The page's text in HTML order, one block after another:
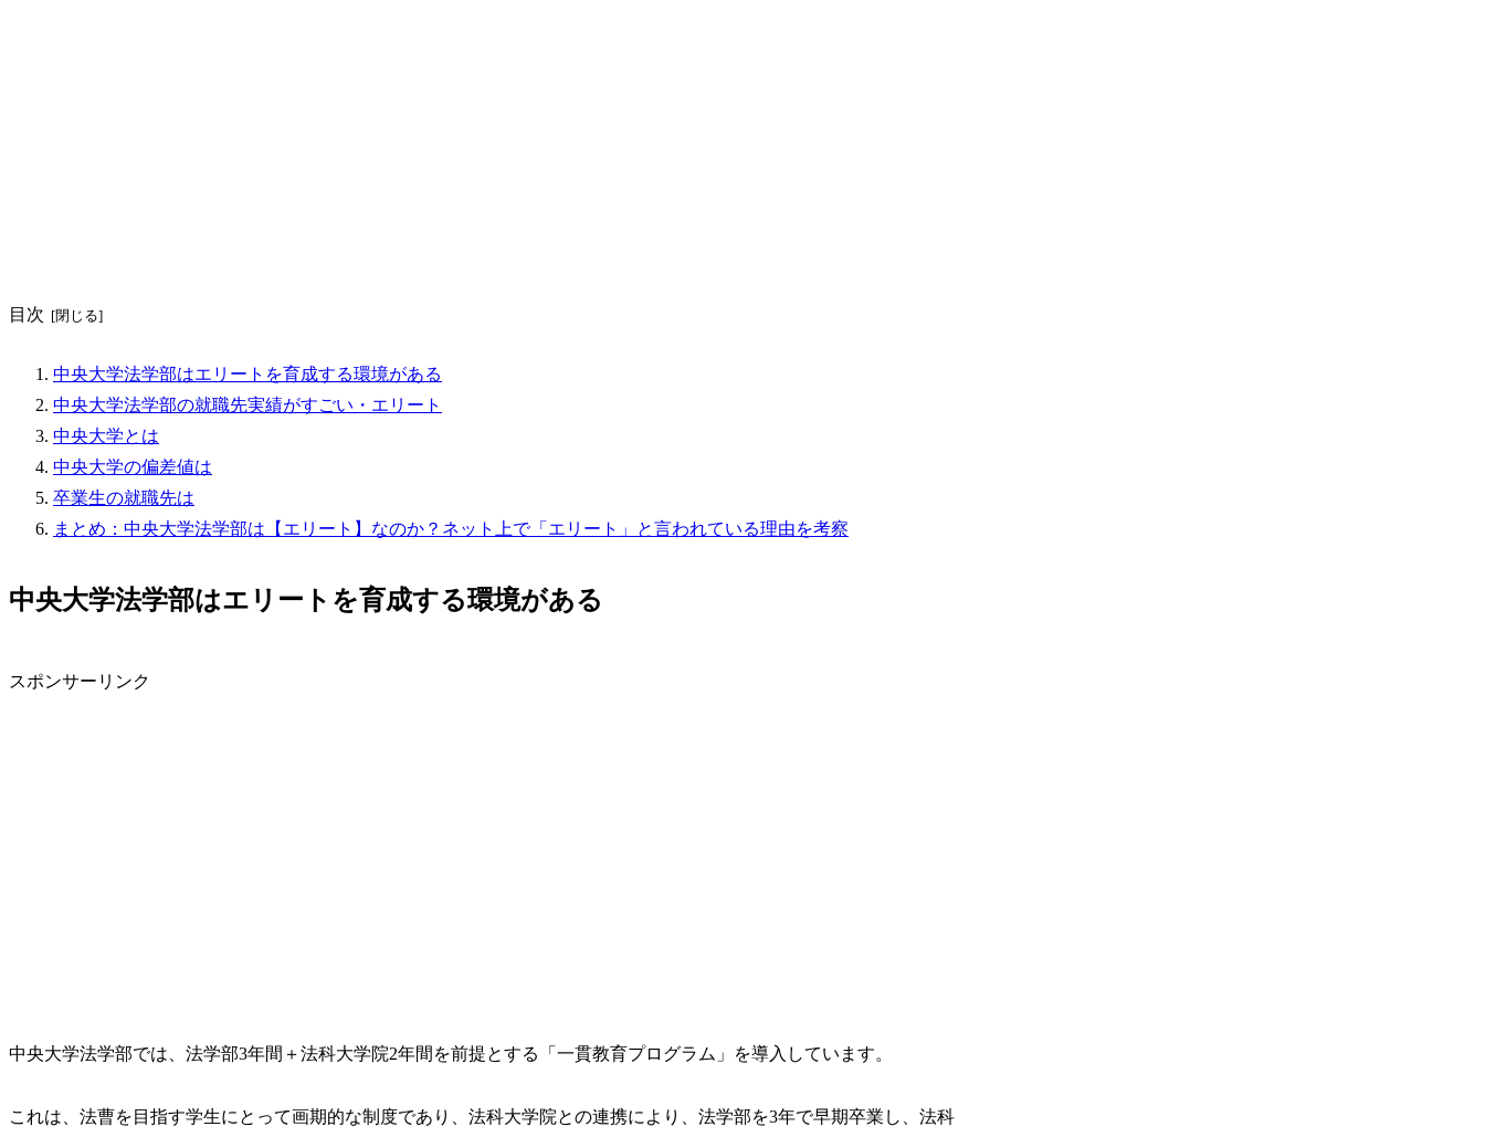
目次
中央大学法学部はエリートを育成する環境がある
中央大学法学部の就職先実績がすごい・エリート
中央大学とは
中央大学の偏差値は
卒業生の就職先は
まとめ：中央大学法学部は【エリート】なのか？ネット上で「エリート」と言われている理由を考察
中央大学法学部はエリートを育成する環境がある
スポンサーリンク
中央大学法学部では、法学部3年間＋法科大学院2年間を前提とする「一貫教育プログラム」を導入しています。
これは、法曹を目指す学生にとって画期的な制度であり、法科大学院との連携により、法学部を3年で早期卒業し、法科